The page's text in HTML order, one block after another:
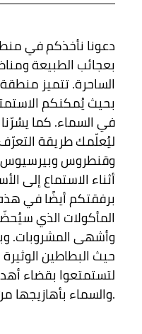
دعونا نأخذكم في
بعجائب الطبيعة
الساحرة. تتميز
بحيث يُمكنكم
في السماء. كما يسُرّنا
ليُعلّمك طريقة
وقنطروس وبيرسيوس
أثناء الاستماع إلى
برفقتكم أيضًا في
المأكولات الذي
وأشهى المشروبات.
حيث البطاطين الوثيرة
لتستمتعوا بقضاء
والسماء بأهازيجها من فوقكم.